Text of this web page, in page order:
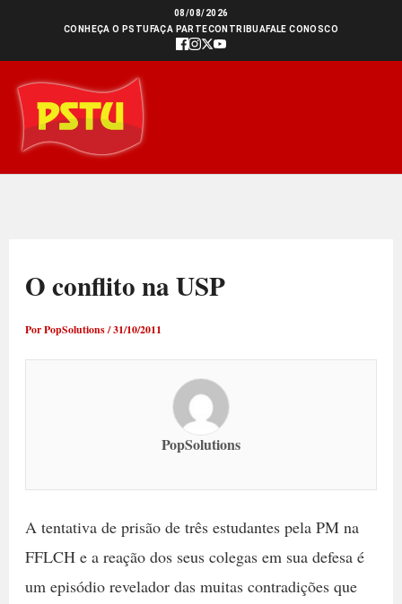
conteúdo
08/08/2026
CONHEÇA O PSTU FAÇA PARTECONTRIBUAFALE CONOSCO
O conflito na USP
PorPopSolutions/31/10/2011
PopSolutions
A tentativa de prisão de três estudantes pela PM na
FFLCH e a reação dos seus colegas em sua defesa é
um episódio revelador das muitas contradições que